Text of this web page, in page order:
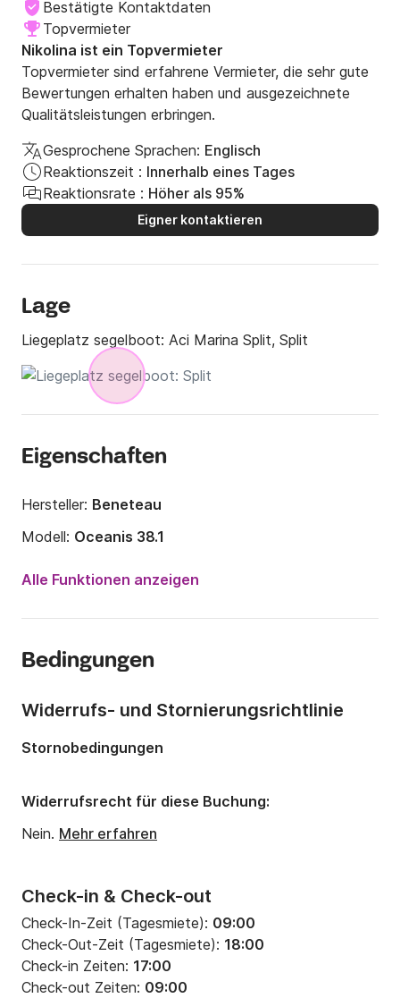
Bestätigte Kontaktdaten
Topvermieter
Nikolina ist ein Topvermieter
Topvermieter sind erfahrene Vermieter, die sehr gute
Bewertungen erhalten haben und ausgezeichnete
Qualitätsleistungen erbringen.
Gesprochene Sprachen: Englisch
Reaktionszeit : Innerhalb eines Tages
Reaktionsrate : Höher als 95%
Eigner kontaktieren
Lage
Liegeplatz segelboot: Aci Marina Split, Split
Eigenschaften
Hersteller: Beneteau
Modell: Oceanis 38.1
2018
Anzahl Schlafplätze:
Tiefgang:1.6m
Motorleistung:29PS
Alle Funktionen anzeigen
Bedingungen
Check-in & Check-out
Check-In-Zeit (Tagesmiete): 09:00
Check-Out-Zeit (Tagesmiete): 18:00
Check-in Zeiten: 17:00
Check-out Zeiten: 09:00
Widerrufs- und Stornierungsrichtlinie
Stornobedingungen
Widerrufsrecht für diese Buchung:
Nein. Mehr erfahren